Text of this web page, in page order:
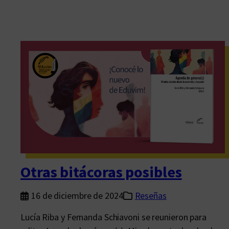
Otras bitácoras posibles
16 de diciembre de 2024
Reseñas
Lucía Riba y Fernanda Schiavoni se reunieron para